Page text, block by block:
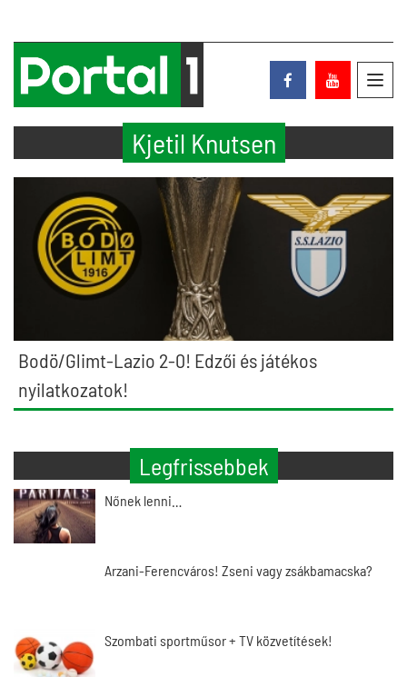
Kjetil Knutsen
Bodö/Glimt-Lazio 2-0! Edzői és játékos
nyilatkozatok!
Legfrissebbek
Nőnek lenni…
Arzani-Ferencváros! Zseni vagy zsákbamacska?
Szombati sportműsor + TV közvetítések!